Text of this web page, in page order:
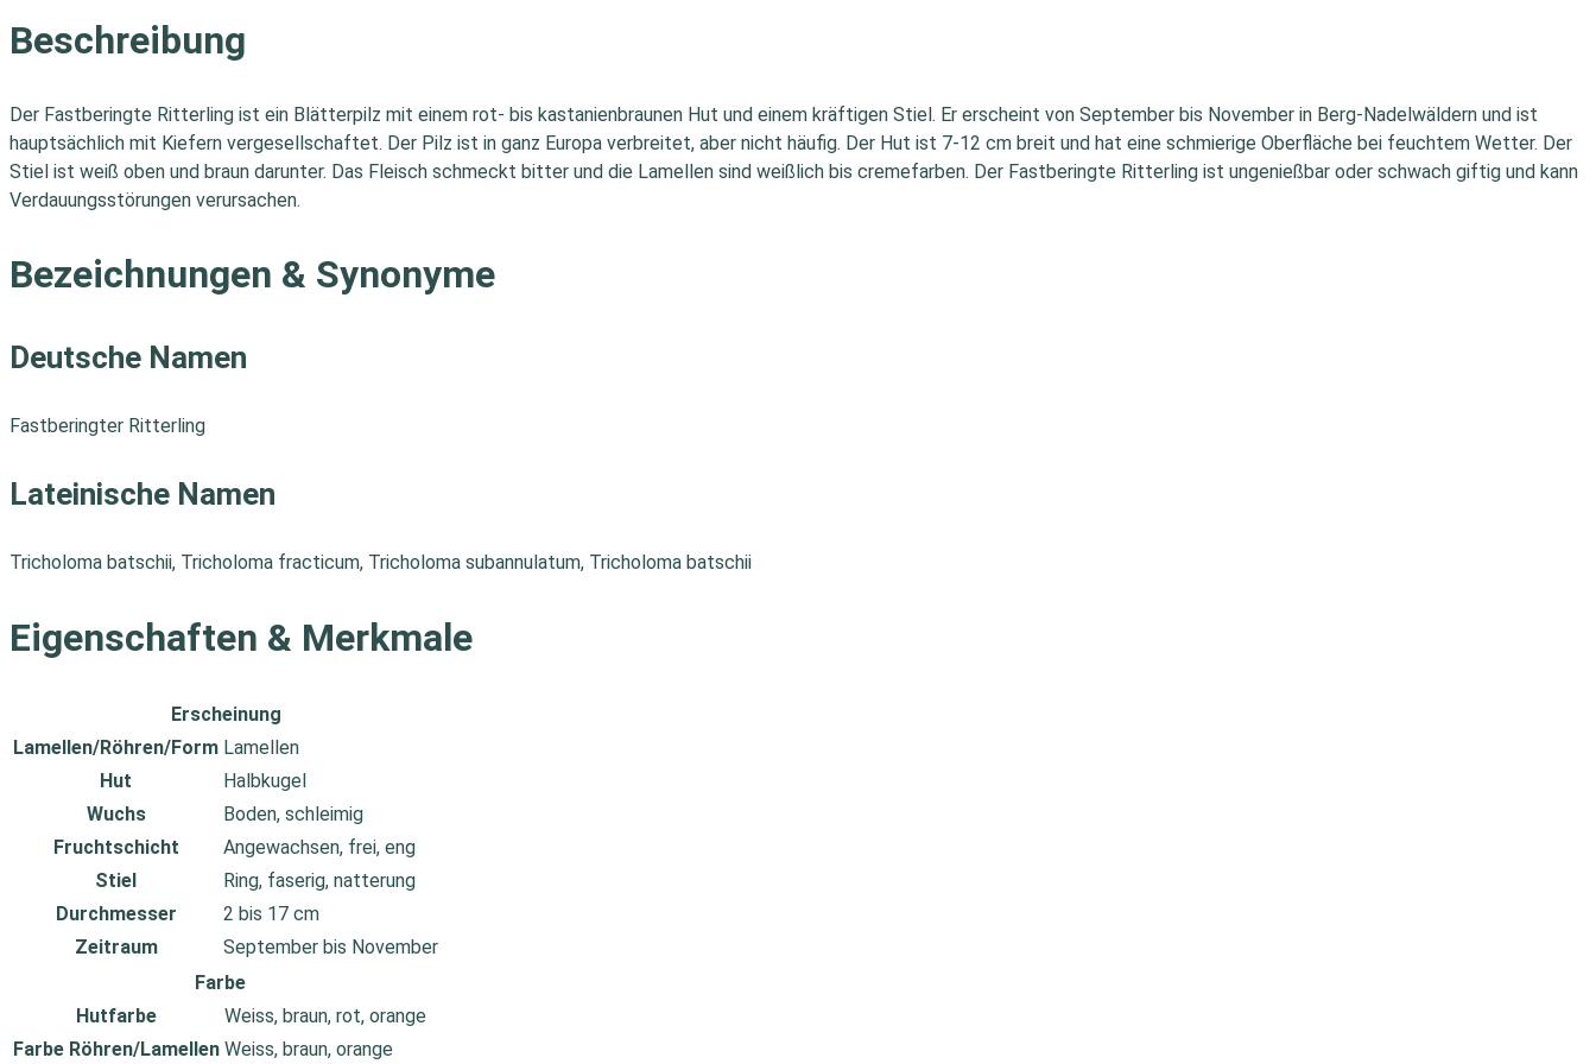
Beschreibung
Der Fastberingte Ritterling ist ein Blätterpilz mit einem rot- bis kastanienbraunen Hut und einem kräftigen Stiel. Er erscheint von September bis November in Berg-Nadelwäldern und ist
hauptsächlich mit Kiefern vergesellschaftet. Der Pilz ist in ganz Europa verbreitet, aber nicht häufig. Der Hut ist 7-12 cm breit und hat eine schmierige Oberfläche bei feuchtem Wetter. Der
Stiel ist weiß oben und braun darunter. Das Fleisch schmeckt bitter und die Lamellen sind weißlich bis cremefarben. Der Fastberingte Ritterling ist ungenießbar oder schwach giftig und kann
Verdauungsstörungen verursachen.
Bezeichnungen & Synonyme
Deutsche Namen
Fastberingter Ritterling
Lateinische Namen
Tricholoma batschii, Tricholoma fracticum, Tricholoma subannulatum, Tricholoma batschii
Eigenschaften & Merkmale
Erscheinung
Lamellen/Röhren/Form Lamellen
Hut
Halbkugel
Wuchs
Boden, schleimig
Fruchtschicht
Angewachsen, frei, eng
Stiel
Ring, faserig, natterung
Durchmesser
2 bis 17 cm
Zeitraum
September bis November
Farbe
Hutfarbe
Weiss, braun, rot, orange
Farbe Röhren/Lamellen Weiss, braun, orange